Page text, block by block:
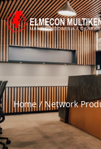
Home/Network